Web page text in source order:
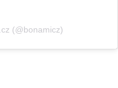
(@bonamicz)